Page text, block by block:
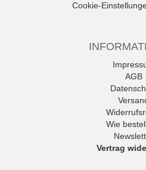
Cookie-
AGB
Wie
Vertrag